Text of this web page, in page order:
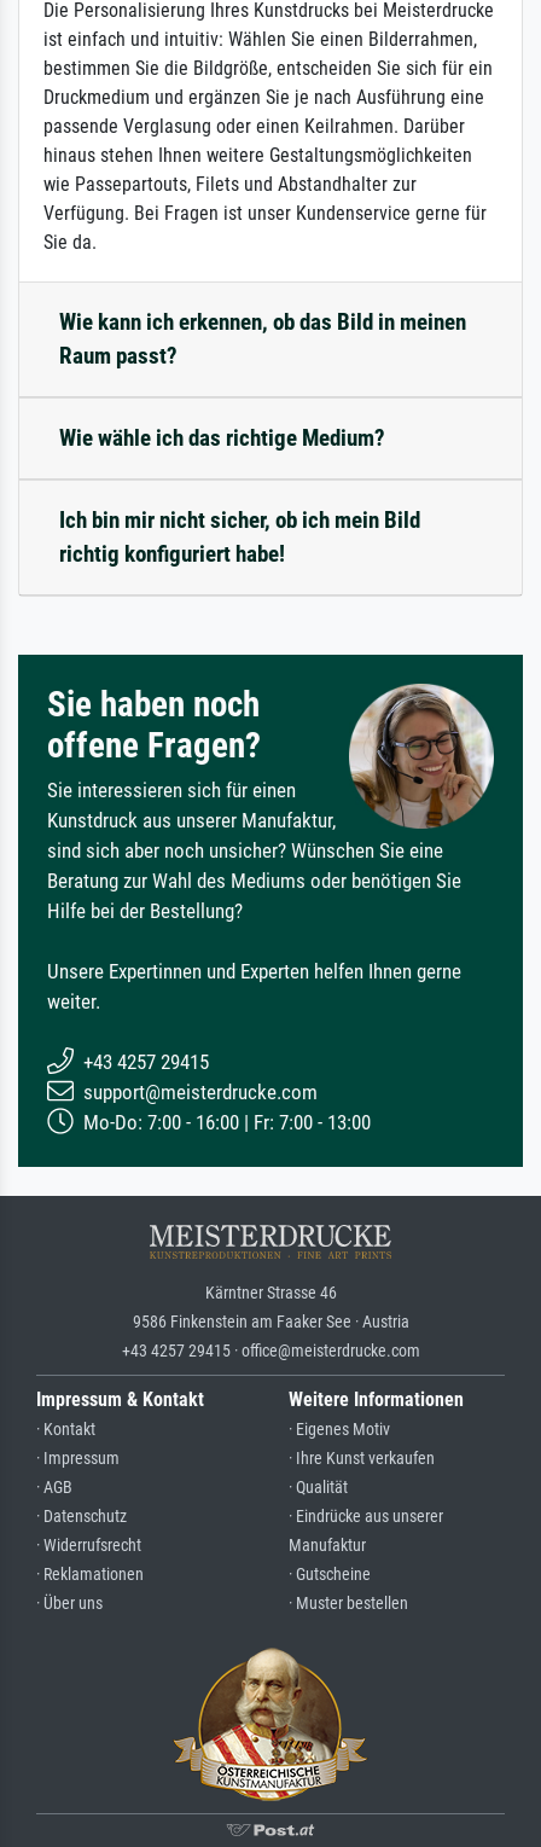
Die Personalisierung Ihres Kunstdrucks bei Meisterdrucke
ist einfach und intuitiv: Wählen Sie einen Bilderrahmen,
bestimmen Sie die Bildgröße, entscheiden Sie sich für ein
Druckmedium und ergänzen Sie je nach Ausführung eine
passende Verglasung oder einen Keilrahmen. Darüber
hinaus stehen Ihnen weitere Gestaltungsmöglichkeiten
wie Passepartouts, Filets und Abstandhalter zur
Verfügung. Bei Fragen ist unser Kundenservice gerne für
Sie da.
Wie kann ich erkennen, ob das Bild in meinen
Raum passt?
Wie wähle ich das richtige Medium?
Ich bin mir nicht sicher, ob ich mein Bild
richtig konfiguriert habe!
Sie haben noch
offene Fragen?
Sie interessieren sich für einen
Kunstdruck aus unserer Manufaktur,
sind sich aber noch unsicher? Wünschen Sie eine
Beratung zur Wahl des Mediums oder benötigen Sie
Hilfe bei der Bestellung?
Unsere Expertinnen und Experten helfen Ihnen gerne
weiter.
+43 4257 29415
support@meisterdrucke.com
Mo-Do: 7:00 - 16:00 | Fr: 7:00 - 13:00
Kärntner Strasse 46
9586 Finkenstein am Faaker See · Austria
+43 4257 29415 · office@meisterdrucke.com
Impressum & Kontakt
· Kontakt
· Impressum
· AGB
· Datenschutz
· Widerrufsrecht
· Reklamationen
· Über uns
Weitere Informationen
· Eigenes Motiv
· Ihre Kunst verkaufen
· Qualität
· Eindrücke aus unserer
Manufaktur
· Gutscheine
· Muster bestellen